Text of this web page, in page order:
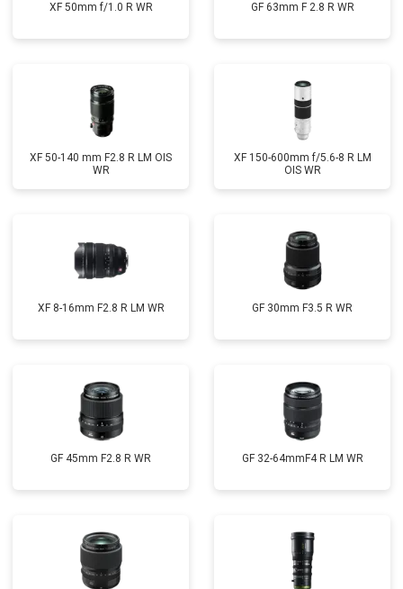
XF 50mm f/1.0 R WR GF 63mm F 2.8 R WR
XF 50-140 mm F2.8 R LM OIS
WR
XF 150-600mm f/5.6-8 R LM
OIS WR
XF 8-16mm F2.8 R LM WR GF 30mm F3.5 R WR
GF 45mm F2.8 R WR GF 32-64mmF4 R LM WR